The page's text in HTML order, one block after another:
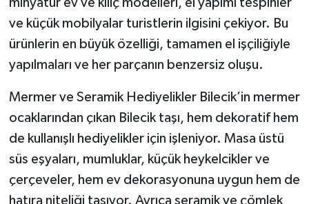
ve küçük mobilyalar turistlerin ilgisini çekiyor. Bu
ürünlerin en büyük özelliği, tamamen el işçiliğiyle
yapılmaları ve her parçanın benzersiz oluşu.
Mermer ve Seramik Hediyelikler Bilecik’in mermer
ocaklarından çıkan Bilecik taşı, hem dekoratif hem
de kullanışlı hediyelikler için işleniyor. Masa üstü
süs eşyaları, mumluklar, küçük heykelcikler ve
çerçeveler, hem ev dekorasyonuna uygun hem de
hatıra niteliği taşıyor. Ayrıca seramik ve çömlek